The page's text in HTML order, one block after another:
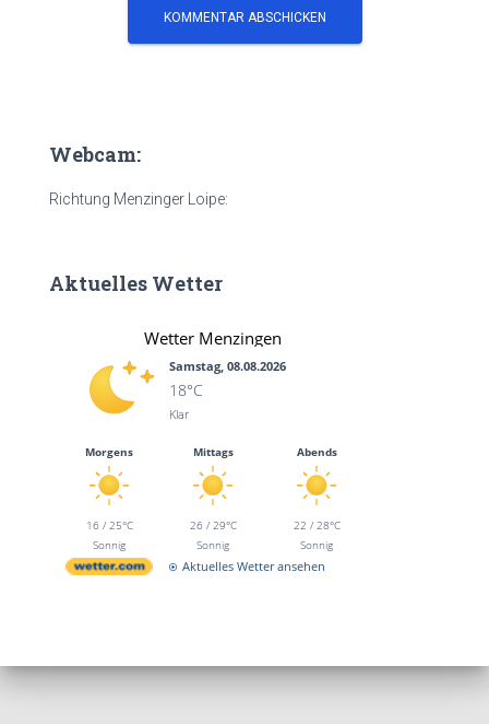
Webcam:
Richtung Menzinger Loipe:
Aktuelles Wetter
Wetter Menzingen
Samstag, 08.08.2026
18°C
Klar
Morgens
16 / 25°C
Sonnig
Mittags
26 / 29°C
Sonnig
Abends
22 / 28°C
Sonnig
Aktuelles Wetter ansehen